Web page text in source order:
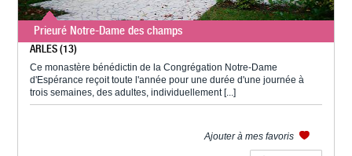
Prieuré Notre-Dame des champs
ARLES (13)
Ce monastère bénédictin de la Congrégation Notre-Dame
d'Espérance reçoit toute l'année pour une durée d'une journée à
trois semaines, des adultes, individuellement [...]
Ajouter à mes favoris